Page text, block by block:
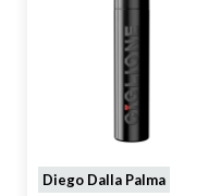
Diego Dalla Palma